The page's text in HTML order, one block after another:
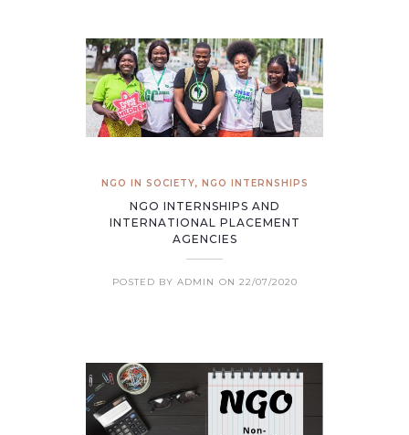
NGO IN SOCIETY, NGO INTERNSHIPS
NGO INTERNSHIPS AND
INTERNATIONAL PLACEMENT
AGENCIES
POSTED BY ADMIN ON 22/07/2020